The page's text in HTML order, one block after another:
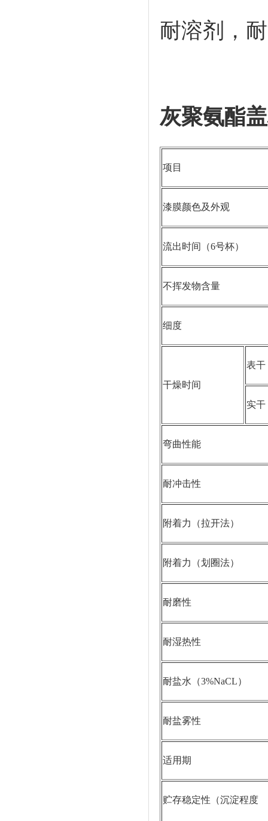
耐溶剂，
灰聚氨酯
项目
漆膜颜色及外观
流出时间（6号杯）
不挥发物含量
细度
干燥时间
表干
实干
弯曲性能
耐冲击性
附着力（拉开法）
附着力（划圈法）
耐磨性
耐湿热性
耐盐水（3%NaCL）
耐盐雾性
适用期
贮存稳定性（沉淀程度